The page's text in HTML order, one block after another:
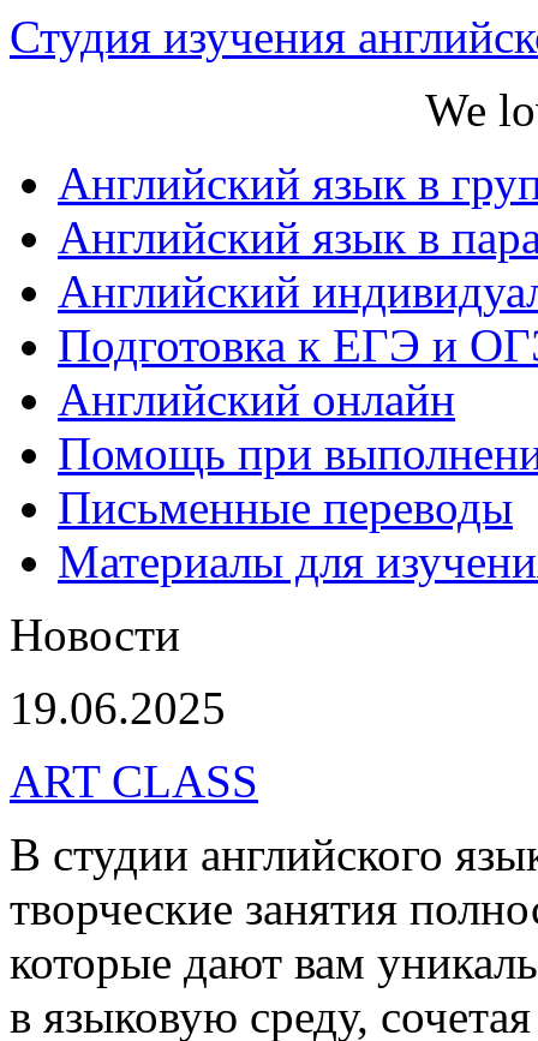
Студия изучения
We
Английский язык в
Английский язык в
Английский
Подготовка к ЕГЭ и
Английский онлайн
Помощь при
Письменные переводы
Материалы для
Новости
19.06.2025
ART CLASS
В студии английского
творческие занятия
которые дают вам
в языковую среду,